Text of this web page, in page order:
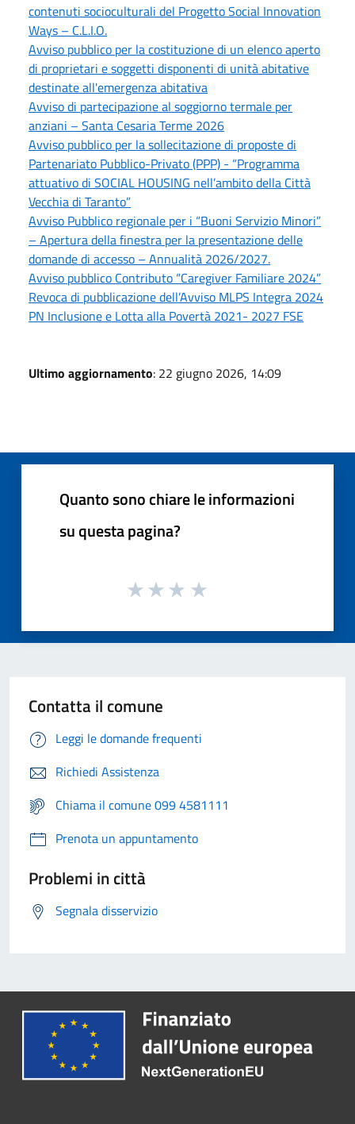
contenuti socioculturali del Progetto Social Innovation
Ways – C.L.I.O.
Avviso pubblico per la costituzione di un elenco aperto
di proprietari e soggetti disponenti di unità abitative
destinate all'emergenza abitativa
Avviso di partecipazione al soggiorno termale per
anziani – Santa Cesaria Terme 2026
Avviso pubblico per la sollecitazione di proposte di
Partenariato Pubblico-Privato (PPP) - “Programma
attuativo di SOCIAL HOUSING nell’ambito della Città
Vecchia di Taranto”
Avviso Pubblico regionale per i “Buoni Servizio Minori”
– Apertura della finestra per la presentazione delle
domande di accesso – Annualità 2026/2027.
Avviso pubblico Contributo “Caregiver Familiare 2024”
Revoca di pubblicazione dell’Avviso MLPS Integra 2024
PN Inclusione e Lotta alla Povertà 2021- 2027 FSE
Ultimo aggiornamento: 22 giugno 2026, 14:09
Quanto sono chiare le informazioni
su questa pagina?
Contatta il comune
Leggi le domande frequenti
Richiedi Assistenza
Chiama il comune 099 4581111
Prenota un appuntamento
Problemi in città
Segnala disservizio